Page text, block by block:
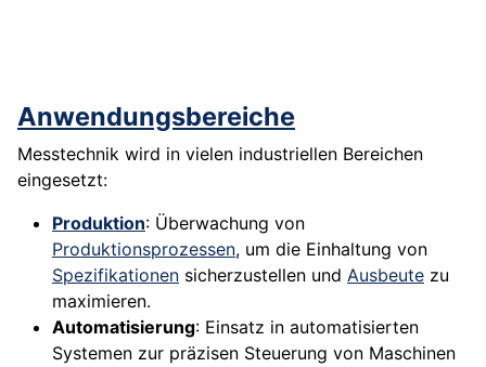
Anwendungsbereiche
Messtechnik wird in vielen industriellen Bereichen
eingesetzt:
Produktion: Überwachung von
Produktionsprozessen, um die Einhaltung von
Spezifikationen sicherzustellen und Ausbeute zu
maximieren.
Automatisierung: Einsatz in automatisierten
Systemen zur präzisen Steuerung von Maschinen